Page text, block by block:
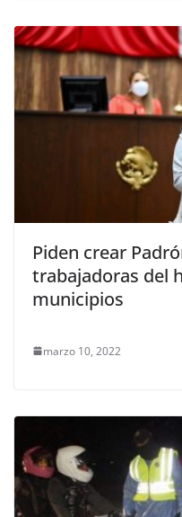
Piden crear
trabajadoras del
municipios
marzo 10, 2022